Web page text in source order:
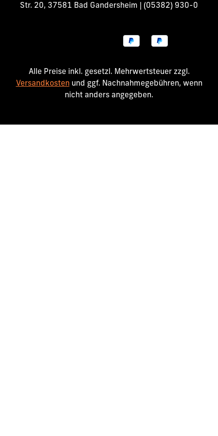
Str. 20, 37581 Bad Gandersheim | (05382) 930-0
Alle Preise inkl. gesetzl. Mehrwertsteuer zzgl.
Versandkosten und ggf. Nachnahmegebühren, wenn
nicht anders angegeben.